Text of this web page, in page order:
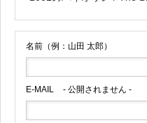
名前（例：山田 太郎）
E-MAIL - 公開されません -